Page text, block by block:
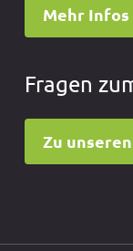
Mehr Infos
Fragen
Zu unseren